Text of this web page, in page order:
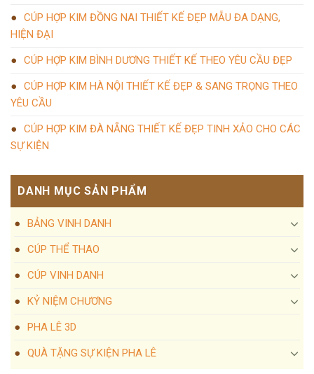
CÚP HỢP KIM ĐỒNG NAI THIẾT KẾ ĐẸP MẪU ĐA DẠNG,
HIỆN ĐẠI
CÚP HỢP KIM BÌNH DƯƠNG THIẾT KẾ THEO YÊU CẦU ĐẸP
CÚP HỢP KIM HÀ NỘI THIẾT KẾ ĐẸP & SANG TRỌNG THEO
YÊU CẦU
CÚP HỢP KIM ĐÀ NẴNG THIẾT KẾ ĐẸP TINH XẢO CHO CÁC
SỰ KIỆN
DANH MỤC SẢN PHẨM
BẢNG VINH DANH
CÚP THỂ THAO
CÚP VINH DANH
KỶ NIỆM CHƯƠNG
PHA LÊ 3D
QUÀ TẶNG SỰ KIỆN PHA LÊ